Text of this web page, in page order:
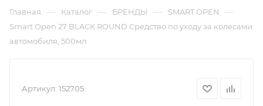
Главная — Каталог — БРЕНДЫ — SMART OPEN —
Smart Open 27 BLACK ROUND Средство по уходу за колесами
автомобиля, 500мл
Артикул: 152705